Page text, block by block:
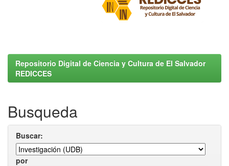
Repositorio Digital de Ciencia y Cultura de El Salvador
REDICCES
Busqueda
Buscar:
por